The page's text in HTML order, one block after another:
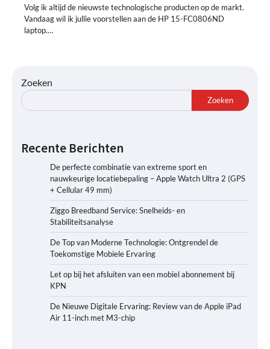
Volg ik altijd de nieuwste technologische producten op de markt.
Vandaag wil ik jullie voorstellen aan de HP 15-FC0806ND
laptop.…
Zoeken
Zoeken
Recente Berichten
De perfecte combinatie van extreme sport en
nauwkeurige locatiebepaling – Apple Watch Ultra 2 (GPS
+ Cellular 49 mm)
Ziggo Breedband Service: Snelheids- en
Stabiliteitsanalyse
De Top van Moderne Technologie: Ontgrendel de
Toekomstige Mobiele Ervaring
Let op bij het afsluiten van een mobiel abonnement bij
KPN
De Nieuwe Digitale Ervaring: Review van de Apple iPad
Air 11-inch met M3-chip